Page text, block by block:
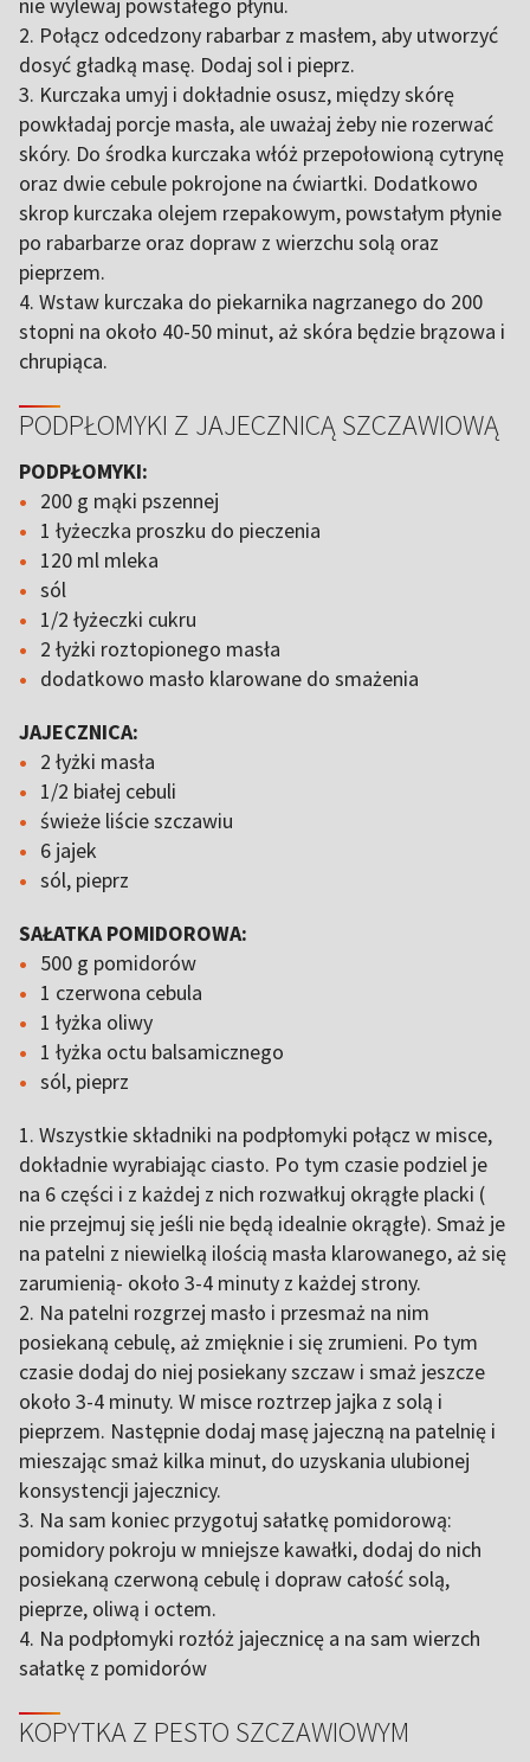
2. Połącz odcedzony rabarbar z masłem, aby utworzyć
dosyć gładką masę. Dodaj sol i pieprz.
3. Kurczaka umyj i dokładnie osusz, między skórę
powkładaj porcje masła, ale uważaj żeby nie rozerwać
skóry. Do środka kurczaka włóż przepołowioną cytrynę
oraz dwie cebule pokrojone na ćwiartki. Dodatkowo
skrop kurczaka olejem rzepakowym, powstałym płynie
po rabarbarze oraz dopraw z wierzchu solą oraz
pieprzem.
4. Wstaw kurczaka do piekarnika nagrzanego do 200
stopni na około 40-50 minut, aż skóra będzie brązowa i
chrupiąca.
PODPŁOMYKI Z JAJECZNICĄ SZCZAWIOWĄ
PODPŁOMYKI:
200 g mąki pszennej
1 łyżeczka proszku do pieczenia
120 ml mleka
sól
1/2 łyżeczki cukru
2 łyżki roztopionego masła
dodatkowo masło klarowane do smażenia
JAJECZNICA:
2 łyżki masła
1/2 białej cebuli
świeże liście szczawiu
6 jajek
sól, pieprz
SAŁATKA POMIDOROWA:
500 g pomidorów
1 czerwona cebula
1 łyżka oliwy
1 łyżka octu balsamicznego
sól, pieprz
1. Wszystkie składniki na podpłomyki połącz w misce,
dokładnie wyrabiając ciasto. Po tym czasie podziel je
na 6 części i z każdej z nich rozwałkuj okrągłe placki (
nie przejmuj się jeśli nie będą idealnie okrągłe). Smaż je
na patelni z niewielką ilością masła klarowanego, aż się
zarumienią- około 3-4 minuty z każdej strony.
2. Na patelni rozgrzej masło i przesmaż na nim
posiekaną cebulę, aż zmięknie i się zrumieni. Po tym
czasie dodaj do niej posiekany szczaw i smaż jeszcze
około 3-4 minuty. W misce roztrzep jajka z solą i
pieprzem. Następnie dodaj masę jajeczną na patelnię i
mieszając smaż kilka minut, do uzyskania ulubionej
konsystencji jajecznicy.
3. Na sam koniec przygotuj sałatkę pomidorową:
pomidory pokroju w mniejsze kawałki, dodaj do nich
posiekaną czerwoną cebulę i dopraw całość solą,
pieprze, oliwą i octem.
4. Na podpłomyki rozłóż jajecznicę a na sam wierzch
sałatkę z pomidorów
KOPYTKA Z PESTO SZCZAWIOWYM